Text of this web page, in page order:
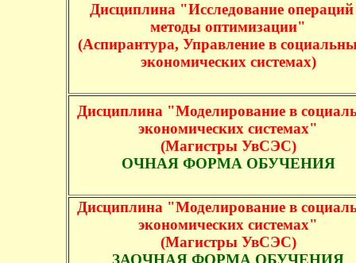
Дисциплина "Исследование
методы оптимизации"
(Аспирантура, Управление в
экономических системах)
Дисциплина "Моделирование в
экономических системах"
(Магистры УвСЭС)
ОЧНАЯ ФОРМА ОБУЧЕНИЯ
Дисциплина "Моделирование в
экономических системах"
(Магистры УвСЭС)